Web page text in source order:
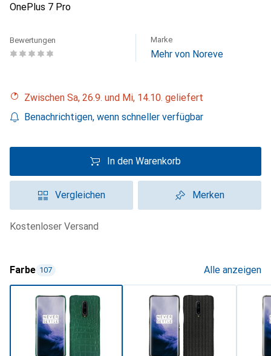
OnePlus 7 Pro
Bewertungen Marke
Mehr von Noreve
Zwischen Sa, 26.9. und Mi, 14.10. geliefert
Benachrichtigen, wenn schneller verfügbar
In den Warenkorb
Vergleichen Merken
kostenloser Versand
Farbe 107 Alle anzeigen